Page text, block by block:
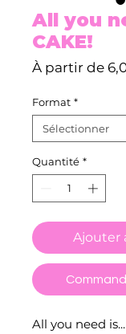
All you
CAKE!
À partir de
Format *
Quantité *
Ajouter
All you need